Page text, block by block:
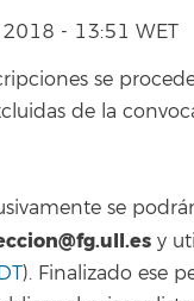
- 13:51 WET
se
de la
se
y
). Finalizado ese